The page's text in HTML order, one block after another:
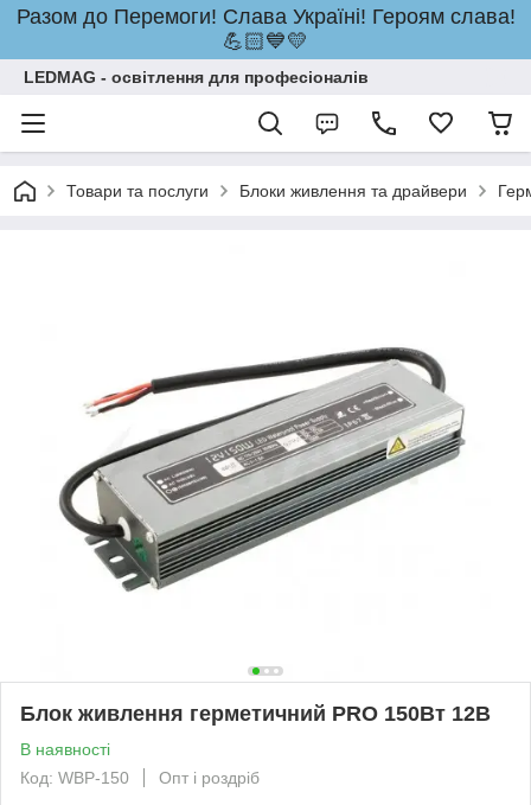
Разом до Перемоги! Слава Україні! Героям слава!
💪🏻💙💛
LEDMAG - освітлення для професіоналів
Товари та послуги Блоки живлення та драйвери
Блок живлення герметичний PRO 150Вт 12В
В наявності
Код: WBP-150
Опт і роздріб